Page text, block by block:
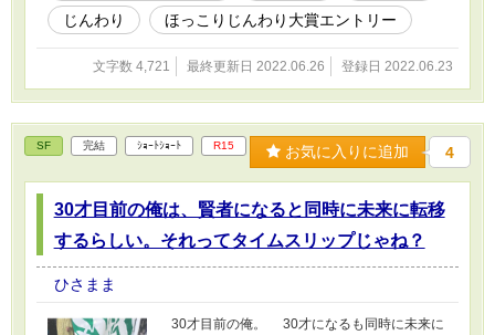
じんわり
ほっこりじんわり大賞エントリー
文字数 4,721 最終更新日 2022.06.26 登録日 2022.06.23
SF 完結 ｼｮｰﾄｼｮｰﾄ R15 お気に入りに追加 4
30才目前の俺は、賢者になると同時に未来に転移
するらしい。それってタイムスリップじゃね？
ひさまま
30才目前の俺。 30才になるも同時に未来に